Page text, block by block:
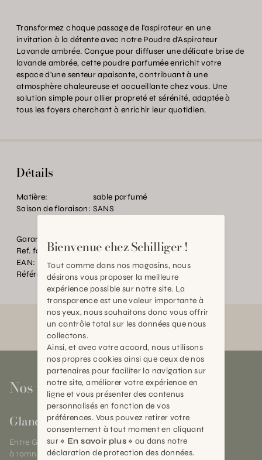
Transformez chaque passage de l'aspirateur en une
invitation à la détente avec notre Poudre d'Aspirateur
Lavande ambrée. Conçue pour diffuser une délicate brise de
lavande ambrée, cette poudre parfumée enrichit votre
espace d'une senteur apaisante, contribuant à une
atmosphère chaleureuse et accueillante chez vous. Une
solution simple pour allier propreté et sérénité, adaptée à
tous les foyers cherchant à enrichir leur quotidien.
Détails
Matière:
sable parfumé
Saison de floraison: SANS
Garantie:
Ref. fournisseur:
PCL29LAAM
EAN:
2000000200943
Référence:
BT.065008.0000.0000.0000
Nos magasins
Gland
Entre Genève et Lausanne,
à 10mn de Nyon
Bienvenue chez Schilliger !
Tout comme dans nos magasins, nous
désirons vous proposer la meilleure
expérience possible sur notre site. La
transparence est une valeur importante à
nos yeux, nous souhaitons donc vous offrir
un contrôle total sur les données que nous
collectons.
Ainsi, et avec votre accord, nous utilisons
nos propres cookies ainsi que ceux de nos
partenaires pour faciliter la navigation sur
notre site, améliorer votre expérience en
ligne et vous présenter des contenus
personnalisés en fonction de vos
préférences. Vous pouvez retirer votre
consentement à tout moment en cliquant
sur « En savoir plus » ou dans notre
déclaration de protection des données.